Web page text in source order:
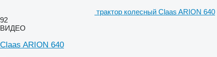
трактор колесный Claas ARION 640
92
ВИДЕО
Claas ARION 640